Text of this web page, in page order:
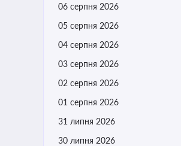
06 серпня 2026
05 серпня 2026
04 серпня 2026
03 серпня 2026
02 серпня 2026
01 серпня 2026
31 липня 2026
30 липня 2026